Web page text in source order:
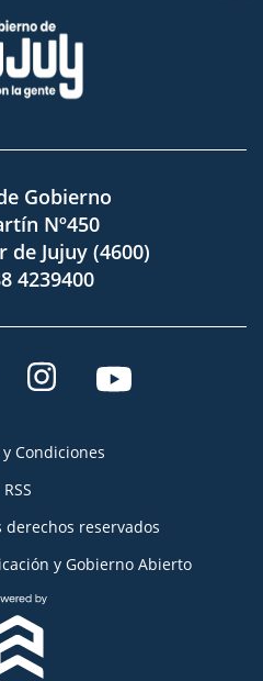
Gobierno
Nº450
de Jujuy (4600)
4239400
Condiciones
RSS
reservados
y Gobierno Abierto